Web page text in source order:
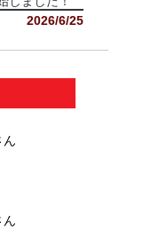
2026/6/25
ん
ん